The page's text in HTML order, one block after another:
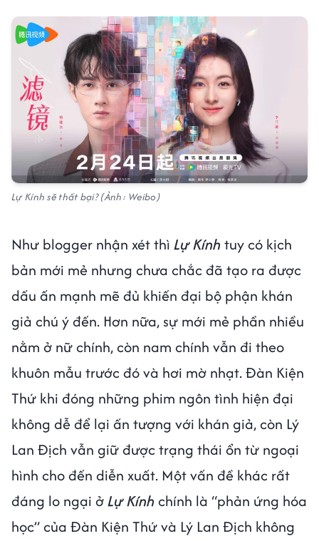
Lự Kính sẽ thất bại? (Ảnh: Weibo)
Như blogger nhận xét thì Lự Kính tuy có kịch
bản mới mẻ nhưng chưa chắc đã tạo ra được
dấu ấn mạnh mẽ đủ khiến đại bộ phận khán
giả chú ý đến. Hơn nữa, sự mới mẻ phần nhiều
nằm ở nữ chính, còn nam chính vẫn đi theo
khuôn mẫu trước đó và hơi mờ nhạt. Đàn Kiện
Thứ khi đóng những phim ngôn tình hiện đại
không dễ để lại ấn tượng với khán giả, còn Lý
Lan Địch vẫn giữ được trạng thái ổn từ ngoại
hình cho đến diễn xuất. Một vấn đề khác rất
đáng lo ngại ởLự Kính chính là “phản ứng hóa
học” của Đàn Kiện Thứ và Lý Lan Địch không